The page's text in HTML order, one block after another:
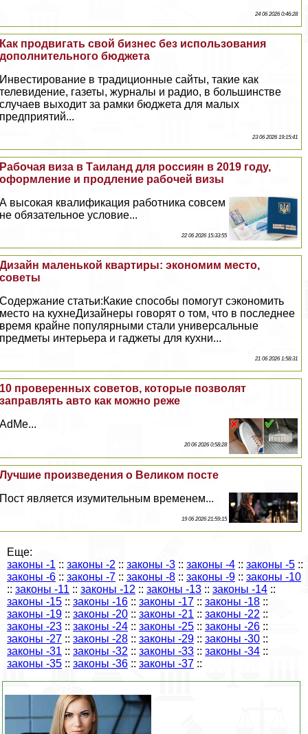
24 06 2026 0:46:28
Как продвигать свой бизнес без использования
дополнительного бюджета
Инвестирование в традиционные сайты, такие как
телевидение, газеты, журналы и радио, в большинстве
случаев выходит за рамки бюджета для малых
предприятий...
23 06 2026 19:15:41
Рабочая виза в Таиланд для россиян в 2019 году,
оформление и продление рабочей визы
А высокая квалификация работника совсем
не обязательное условие...
22 06 2026 15:33:55
Дизайн маленькой квартиры: экономим место,
советы
Содержание статьи:Какие способы помогут сэкономить
место на кухнеДизайнеры говорят о том, что в последнее
время крайне популярными стали универсальные
предметы интерьера и гаджеты для кухни...
21 06 2026 1:58:31
10 проверенных советов, которые позволят
заправлять авто как можно реже
AdMe...
20 06 2026 0:58:28
Лучшие произведения о Великом посте
Пост является изумительным временем...
19 06 2026 21:59:15
Еще:
законы -1 :: законы -2 :: законы -3 :: законы -4 :: законы -5 ::
законы -6 :: законы -7 :: законы -8 :: законы -9 :: законы -10
:: законы -11 :: законы -12 :: законы -13 :: законы -14 ::
законы -15 :: законы -16 :: законы -17 :: законы -18 ::
законы -19 :: законы -20 :: законы -21 :: законы -22 ::
законы -23 :: законы -24 :: законы -25 :: законы -26 ::
законы -27 :: законы -28 :: законы -29 :: законы -30 ::
законы -31 :: законы -32 :: законы -33 :: законы -34 ::
законы -35 :: законы -36 :: законы -37 ::